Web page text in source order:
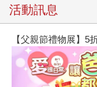
活動訊息
【父親節禮物展】5